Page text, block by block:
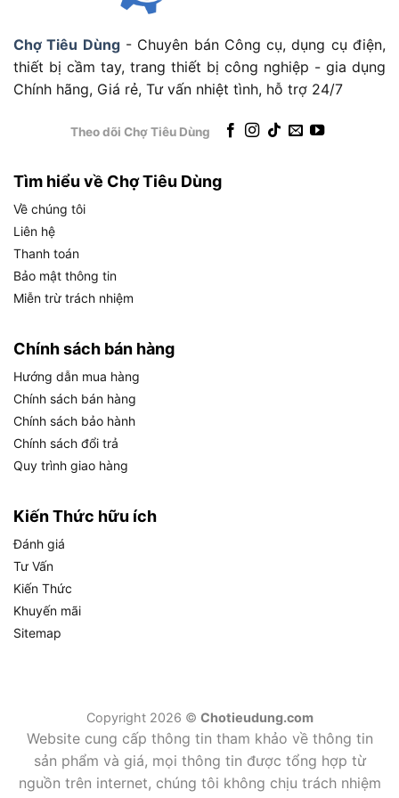
với lưỡi sắc bén, lực cắt mạnh mẽ.
Kìm nhọn 160mm: Độ chính xác cao, phù hợp
để kẹp giữ hoặc thao tác chi tiết nhỏ.
Kìm điện 180mm: Đa năng, vừa cắt vừa tuốt
dây, tối ưu cho nhiều công việc.
được điện áp 1000V, đảm bảo an toàn tuyệt
đối.
Hướng dẫn sử dụng Bộ kìm cách điện
Tolsen V83103
Hướng dẫn sử dụng Bộ kìm cách điện Tolsen V83103
thức để bảo dưỡng thiết bịdụng cụ đóng vặn
để sử dụng được lâu dài nhé.
Hướng dẫn sử dụng cơ bản
Chợ Tiêu Dùng- Chuyên bán Công cụ, dụng cụ điện,
thiết bị cầm tay, trang thiết bị công nghiệp - gia dụng
Chính hãng, Giá rẻ, Tư vấn nhiệt tình, hỗ trợ 24/7
Theo dõi Chợ Tiêu Dùng
Tìm hiểu về Chợ Tiêu Dùng
Về chúng tôi
Liên hệ
Thanh toán
Bảo mật thông tin
Miễn trừ trách nhiệm
Chính sách bán hàng
Hướng dẫn mua hàng
Chính sách bán hàng
Chính sách bảo hành
Chính sách đổi trả
Quy trình giao hàng
Kiến Thức hữu ích
Đánh giá
Tư Vấn
Kiến Thức
Khuyến mãi
Sitemap
Copyright 2026 © Chotieudung.com
Website cung cấp thông tin tham khảo về thông tin
sản phẩm và giá, mọi thông tin được tổng hợp từ
nguồn trên internet, chúng tôi không chịu trách nhiệm